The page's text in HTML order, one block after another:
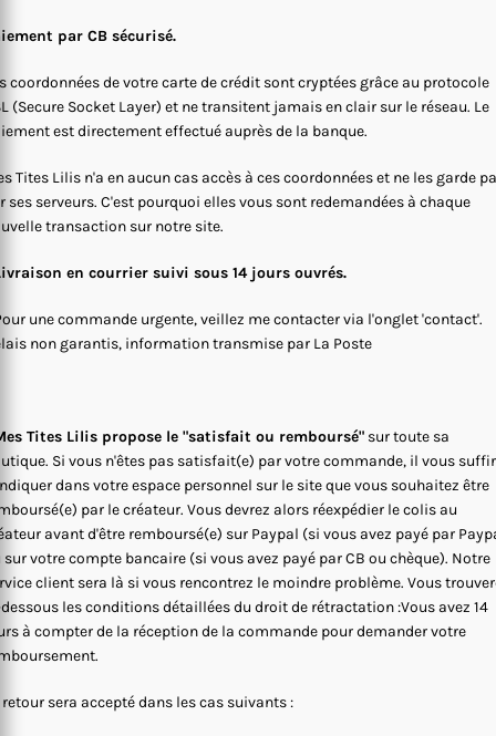
par CB sécurisé.
coordonnées de votre carte de crédit sont cryptées grâce au protocole
(Secure Socket Layer) et ne transitent jamais en clair sur le réseau. Le
est directement effectué auprès de la banque.
Tites Lilis n'a en aucun cas accès à ces coordonnées et ne les garde
ses serveurs. C'est pourquoi elles vous sont redemandées à chaque
transaction sur notre site.
en courrier suivi sous 14 jours ouvrés.
une commande urgente, veillez me contacter via l'onglet 'contact'.
non garantis, information transmise par La Poste
Tites Lilis propose le "satisfait ou remboursé" sur toute sa
Si vous n'êtes pas satisfait(e) par votre commande, il vous
dans votre espace personnel sur le site que vous souhaitez être
par le créateur. Vous devrez alors réexpédier le colis au
avant d'être remboursé(e) sur Paypal (si vous avez payé par
sur votre compte bancaire (si vous avez payé par CB ou chèque). Notre
client sera là si vous rencontrez le moindre problème. Vous
les conditions détaillées du droit de rétractation :Vous avez 14
à compter de la réception de la commande pour demander votre
retour sera accepté dans les cas suivants :